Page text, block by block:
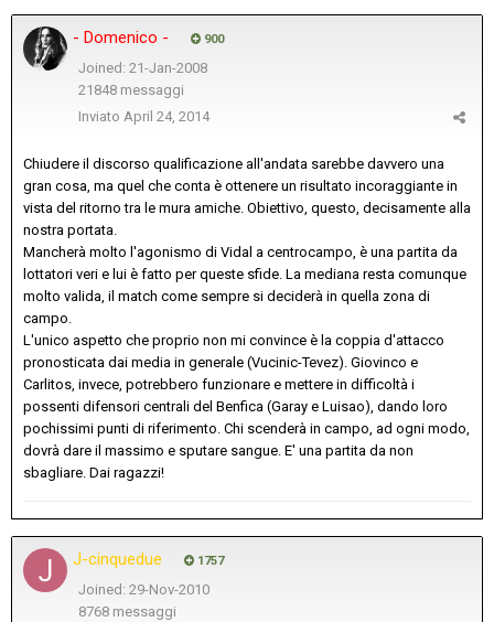
- Domenico - 900
Joined: 21-Jan-2008
21848 messaggi
Inviato April 24, 2014
Chiudere il discorso qualificazione all'andata sarebbe davvero una
gran cosa, ma quel che conta è ottenere un risultato incoraggiante in
vista del ritorno tra le mura amiche. Obiettivo, questo, decisamente alla
nostra portata.
Mancherà molto l'agonismo di Vidal a centrocampo, è una partita da
lottatori veri e lui è fatto per queste sfide. La mediana resta comunque
molto valida, il match come sempre si deciderà in quella zona di
campo.
L'unico aspetto che proprio non mi convince è la coppia d'attacco
pronosticata dai media in generale (Vucinic-Tevez). Giovinco e
Carlitos, invece, potrebbero funzionare e mettere in difficoltà i
possenti difensori centrali del Benfica (Garay e Luisao), dando loro
pochissimi punti di riferimento. Chi scenderà in campo, ad ogni modo,
dovrà dare il massimo e sputare sangue. E' una partita da non
sbagliare. Dai ragazzi!
J-cinquedue 1757
Joined: 29-Nov-2010
8768 messaggi